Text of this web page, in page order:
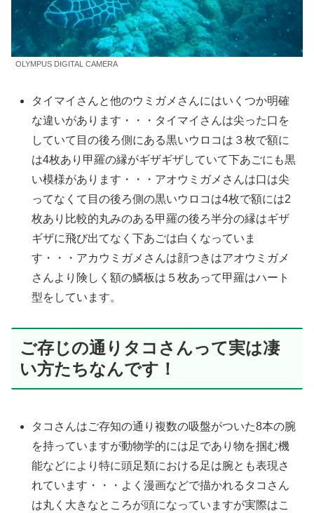
OLYMPUS DIGITAL CAMERA
タイマイさんと他のウミガメさんにはいくつか明確
な違いがあります・・・タイマイさんは尖った口を
していて目の後ろ側にある黒いウロコは３枚で額に
は4枚あり甲羅の縁がギザギザしていて下あごにも黒
い模様があります・・・アオウミガメさんは口は尖
ってなくて目の後ろ側の黒いウロコは4枚で額には2
枚あり比較的丸みのある甲羅の後ろ半分の縁はギザ
ギザに飛び出てなく下あごは白くなっていま
す・・・アカウミガメさんは顔つきはアオウミガメ
さんより険しく額の鱗板は５枚あって甲羅はハート
型をしています。
ご存じの通りタコさんって実は凄
い方たちなんです！
タコさんはご存知の通り複数の吸盤がついた8本の腕
を持っていますが動物学的には足であり物を掴む機
能などにより特に頭足類における足は腕とも表現さ
れています・・・よく漫画などで描かれるタコさん
は丸く大きなところが頭になっていますが実際はこ